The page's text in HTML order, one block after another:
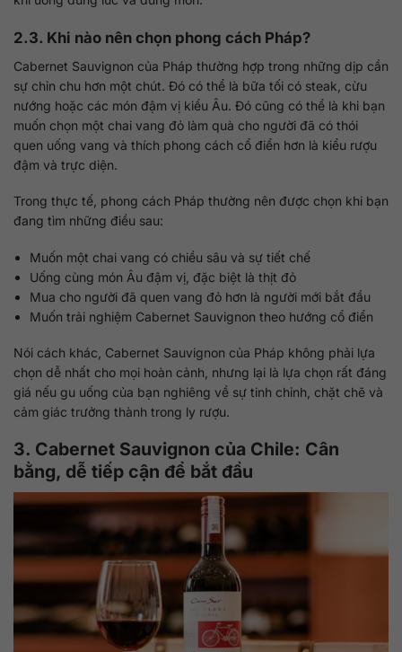
2.3. Khi nào nên chọn phong cách Pháp?
Cabernet Sauvignon của Pháp thường hợp trong những dịp cần
sự chỉn chu hơn một chút. Đó có thể là bữa tối có steak, cừu
nướng hoặc các món đậm vị kiểu Âu. Đó cũng có thể là khi bạn
muốn chọn một chai vang đỏ làm quà cho người đã có thói
quen uống vang và thích phong cách cổ điển hơn là kiểu rượu
đậm và trực diện.
Trong thực tế, phong cách Pháp thường nên được chọn khi bạn
đang tìm những điều sau:
Muốn một chai vang có chiều sâu và sự tiết chế
Uống cùng món Âu đậm vị, đặc biệt là thịt đỏ
Mua cho người đã quen vang đỏ hơn là người mới bắt đầu
Muốn trải nghiệm Cabernet Sauvignon theo hướng cổ điển
Nói cách khác, Cabernet Sauvignon của Pháp không phải lựa
chọn dễ nhất cho mọi hoàn cảnh, nhưng lại là lựa chọn rất đáng
giá nếu gu uống của bạn nghiêng về sự tinh chỉnh, chặt chẽ và
cảm giác trưởng thành trong ly rượu.
3. Cabernet Sauvignon của Chile: Cân
bằng, dễ tiếp cận để bắt đầu